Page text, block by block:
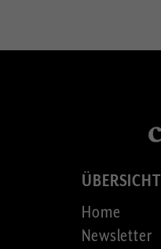
ÜBERSICHT
Home
Newsletter